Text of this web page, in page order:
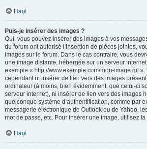
Haut
Puis-je insérer des images ?
Oui, vous pouvez insérer des images à vos
du forum ont autorisé l’insertion de pièces jointes,
images sur le forum. Dans le cas contraire, vous
une image distante, hébergée sur un serveur
exemple « http://www.exemple.com/mon-image.gif ».
cependant ni insérer de lien vers des images
ordinateur (à moins, bien évidemment, que celui-ci
serveur internet), ni insérer de lien vers des images
quelconque système d’authentification, comme par
messagerie électronique de Outlook ou de Yahoo,
mot de passe, etc. Pour insérer une image, utilisez
Haut